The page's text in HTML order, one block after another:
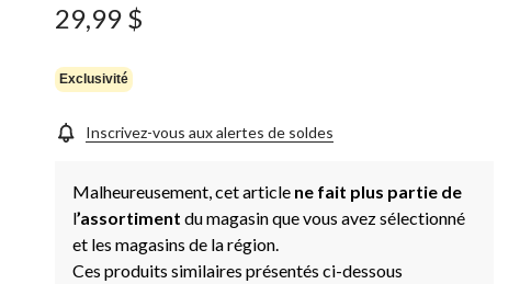
29,99 $
Exclusivité
Inscrivez-vous aux alertes de soldes
Malheureusement, cet article ne fait plus partie de
l’assortiment du magasin que vous avez sélectionné
et les magasins de la région.
Ces produits similaires présentés ci-dessous